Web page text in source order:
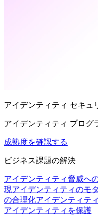
アイデンティティ セキュ
アイデンティティ プログ
成熟度を確認する
ビジネス課題の解決
アイデンティティ脅威へ
現アイデンティティのモ
の合理化アイデンティテ
アイデンティティを保護